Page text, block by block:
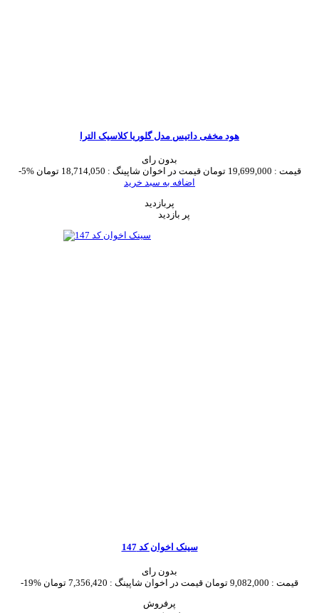
هود مخفی داتیس مدل گلوریا کلاسیک الترا
بدون رای
-5%
قیمت : 19,699,000 تومان قیمت در اخوان شاپینگ : 18,714,050 تومان
اضافه به سبد خرید
پربازدید
پر بازدید
سینک اخوان کد 147
بدون رای
-19%
قیمت : 9,082,000 تومان قیمت در اخوان شاپینگ : 7,356,420 تومان
پرفروش